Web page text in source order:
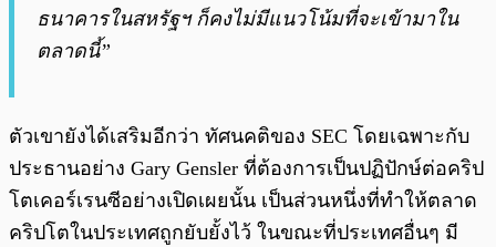
ธนาคารในสหรัฐฯ ก็คงไม่มีแนวโน้มที่จะเข้ามาใน
ตลาดนี้”
ตัวเขายังได้เสริมอีกว่า ทัศนคติของ SEC โดยเฉพาะกับ
ประธานอย่าง Gary Gensler ที่ต้องการเป็นปฏิปักษ์ต่อคริป
โตเคอร์เรนซีอย่างเปิดเผยนั้น เป็นส่วนหนึ่งที่ทำให้ตลาด
คริปโตในประเทศถูกยับยั้งไว้ ในขณะที่ประเทศอื่นๆ มี